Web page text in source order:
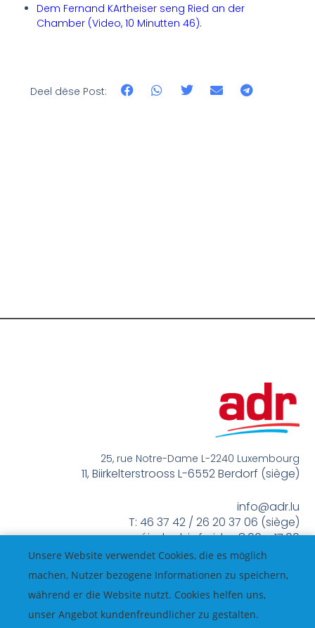
Dem Fernand KArtheiser seng Ried an der
Chamber (Video, 10 Minutten 46).
Deel dëse Post:
25, rue Notre-Dame L-2240 Luxembourg
11, Biirkelterstrooss L-6552 Berdorf (siège)
info@adr.lu
T: 46 37 42 / 26 20 37 06 (siège)
méindes bis freides 8:00 – 17:00
Unsere Website verwendet Cookies, die es möglich
machen, Nutzer bezogene Informationen zu speichern,
während er die Website nutzt. Cookies helfen uns,
unser Angebot kundenfreundlicher zu gestalten.